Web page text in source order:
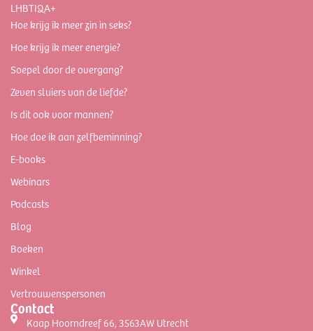
LHBTIQA+
Hoe krijg ik meer zin in seks?
Hoe krijg ik meer energie?
Soepel door de overgang?
Zeven sluiers van de liefde?
Is dit ook voor mannen?
Hoe doe ik aan zelfbeminning?
E-books
Webinars
Podcasts
Blog
Boeken
Winkel
Vertrouwenspersonen
Contact
Kaap Hoorndreef 66, 3563AW Utrecht